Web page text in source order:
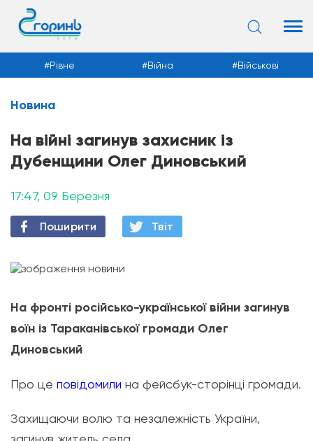
Новини
Рівне Війна Військові
Новина
На війні загинув захисник із
Дубенщини Олег Диновський
17:47, 09 Березня
Поширити Твiт
На фронті російсько-української війни загинув
воїн із Тараканівської громади Олег
Диновський
Про це повідомили на фейсбук-сторінці громади.
Захищаючи волю та незалежність України,